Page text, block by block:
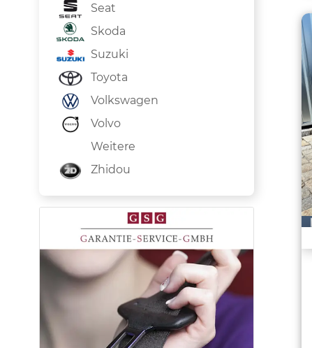
Seat
Skoda
Suzuki
Toyota
Volkswagen
Volvo
Weitere
Zhidou